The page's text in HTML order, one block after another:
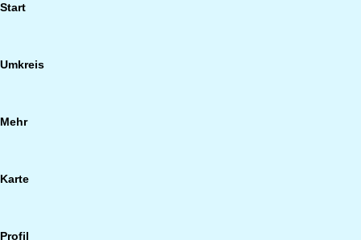
Start
Umkreis
Mehr
Karte
Profil